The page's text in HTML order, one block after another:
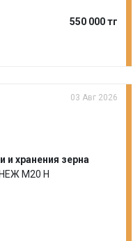
550 000 тг
03 Авг 2026
и хранения зерна
М20 Н